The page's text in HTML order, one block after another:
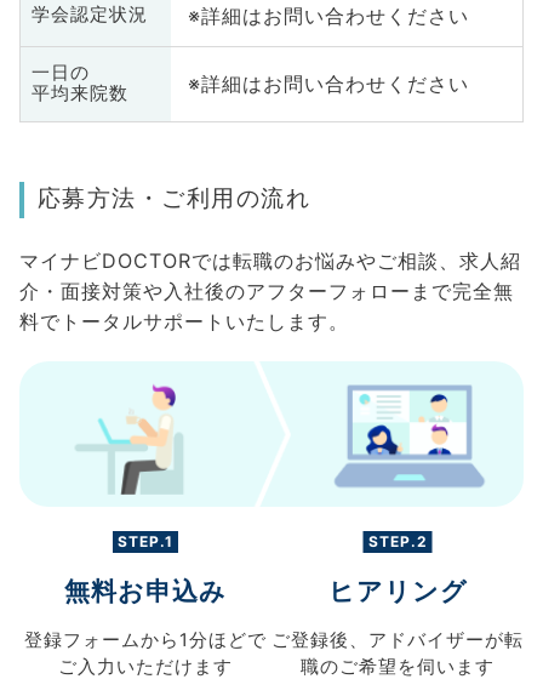
学会認定状況 ※詳細はお問い合わせください
一日の
平均来院数
※詳細はお問い合わせください
応募方法・ご利用の流れ
マイナビDOCTORでは転職のお悩みやご相談、求人紹
介・面接対策や入社後のアフターフォローまで完全無
料でトータルサポートいたします。
STEP.1
無料お申込み
登録フォームから 1分ほどで
ご入力 いただけます
STEP.2
ヒアリング
ご登録後、 アドバイザーが転
職のご希望を伺います